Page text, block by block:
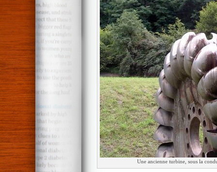
Une ancienne turbine, sous la